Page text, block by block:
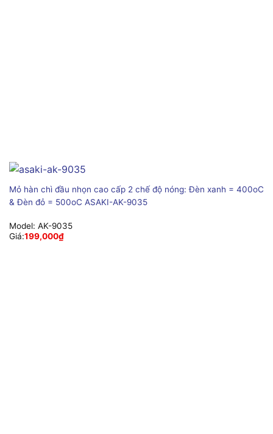
Mỏ hàn chì đầu nhọn cao cấp 2 chế độ nóng: Đèn xanh = 400oC
& Đèn đỏ = 500oC ASAKI-AK-9035
Model: AK-9035
Giá:199,000₫